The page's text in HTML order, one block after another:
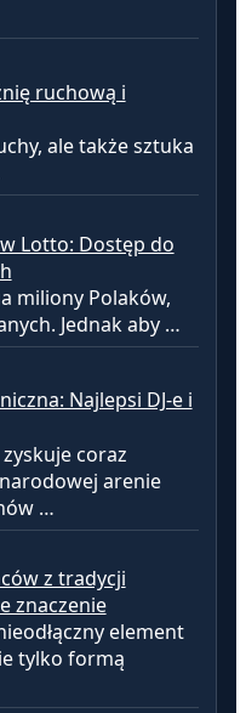
ruchową i
ale także sztuka
Lotto: Dostęp do
miliony Polaków,
Jednak aby …
Najlepsi DJ-e i
coraz
arenie
…
z tradycji
znaczenie
element
tylko formą